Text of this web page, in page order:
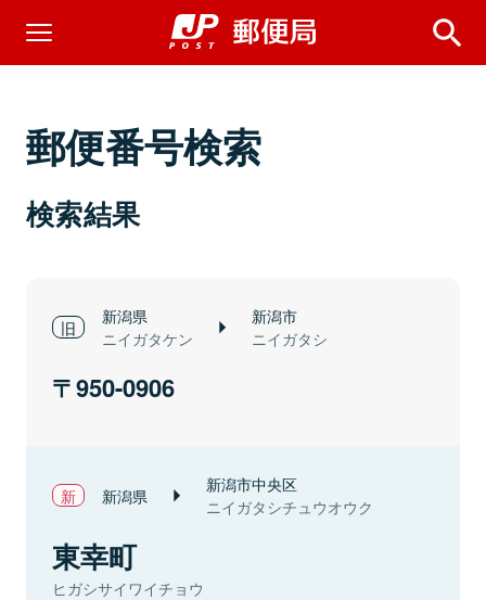
郵便番号検索
検索結果
新潟県
ニイガタケン
新潟市
ニイガタシ
950-0906
新潟県 新潟市中央区
ニイガタシチュウオウク
東幸町
ヒガシサイワイチョウ